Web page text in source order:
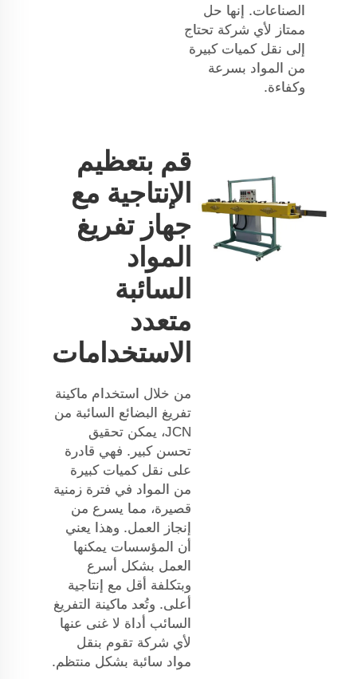
الصناعات. إنها حل
ممتاز لأي شركة تحتاج
إلى نقل كميات كبيرة
من المواد بسرعة
وكفاءة.
قم بتعظيم
الإنتاجية مع
جهاز تفريغ
المواد
السائبة
متعدد
الاستخدامات
من خلال استخدام ماكينة
تفريغ البضائع السائبة من
JCN، يمكن تحقيق
تحسن كبير. فهي قادرة
على نقل كميات كبيرة
من المواد في فترة زمنية
قصيرة، مما يسرع من
إنجاز العمل. وهذا يعني
أن المؤسسات يمكنها
العمل بشكل أسرع
وبتكلفة أقل مع إنتاجية
أعلى. وتُعد ماكينة التفريغ
السائب أداة لا غنى عنها
لأي شركة تقوم بنقل
مواد سائبة بشكل منتظم.